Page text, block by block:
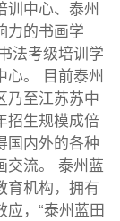
训中心、泰州
力的书画学
法考级培训学
心。 目前泰州
乃至江苏苏中
招生规模成倍
国内外的各种
交流。 泰州蓝
育机构，拥有
，“泰州蓝田